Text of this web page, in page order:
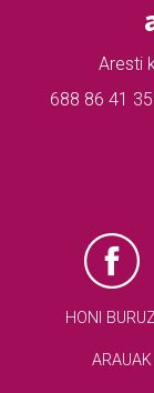
Aresti
688 86 41
HONI
ARAUAK